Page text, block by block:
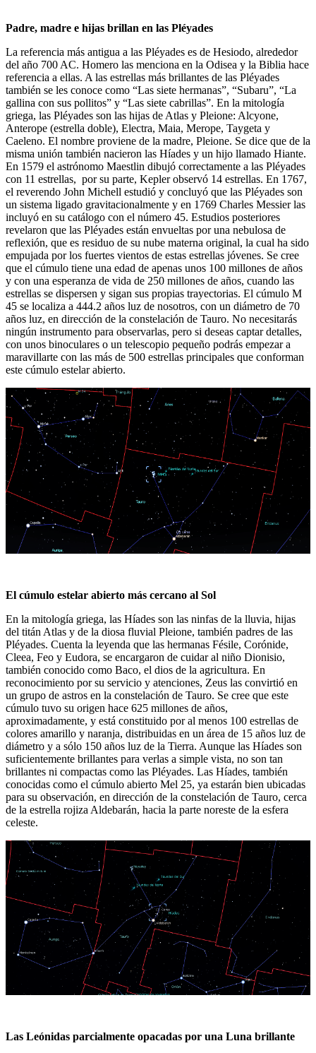
Padre, madre e hijas brillan en las Pléyades
La referencia más antigua a las Pléyades es de Hesiodo, alrededor
del año 700 AC. Homero las menciona en la Odisea y la Biblia hace
referencia a ellas. A las estrellas más brillantes de las Pléyades
también se les conoce como “Las siete hermanas”, “Subaru”, “La
gallina con sus pollitos” y “Las siete cabrillas”. En la mitología
griega, las Pléyades son las hijas de Atlas y Pleione: Alcyone,
Anterope (estrella doble), Electra, Maia, Merope, Taygeta y
Caeleno. El nombre proviene de la madre, Pleione. Se dice que de la
misma unión también nacieron las Híades y un hijo llamado Hiante.
En 1579 el astrónomo Maestlin dibujó correctamente a las Pléyades
con 11 estrellas, por su parte, Kepler observó 14 estrellas. En 1767,
el reverendo John Michell estudió y concluyó que las Pléyades son
un sistema ligado gravitacionalmente y en 1769 Charles Messier las
incluyó en su catálogo con el número 45. Estudios posteriores
revelaron que las Pléyades están envueltas por una nebulosa de
reflexión, que es residuo de su nube materna original, la cual ha sido
empujada por los fuertes vientos de estas estrellas jóvenes. Se cree
que el cúmulo tiene una edad de apenas unos 100 millones de años
y con una esperanza de vida de 250 millones de años, cuando las
estrellas se dispersen y sigan sus propias trayectorias. El cúmulo M
45 se localiza a 444.2 años luz de nosotros, con un diámetro de 70
años luz, en dirección de la constelación de Tauro. No necesitarás
ningún instrumento para observarlas, pero si deseas captar detalles,
con unos binoculares o un telescopio pequeño podrás empezar a
maravillarte con las más de 500 estrellas principales que conforman
este cúmulo estelar abierto.
El cúmulo estelar abierto más cercano al Sol
En la mitología griega, las Híades son las ninfas de la lluvia, hijas
del titán Atlas y de la diosa fluvial Pleione, también padres de las
Pléyades. Cuenta la leyenda que las hermanas Fésile, Corónide,
Cleea, Feo y Eudora, se encargaron de cuidar al niño Dionisio,
también conocido como Baco, el dios de la agricultura. En
reconocimiento por su servicio y atenciones, Zeus las convirtió en
un grupo de astros en la constelación de Tauro. Se cree que este
cúmulo tuvo su origen hace 625 millones de años,
aproximadamente, y está constituido por al menos 100 estrellas de
colores amarillo y naranja, distribuidas en un área de 15 años luz de
diámetro y a sólo 150 años luz de la Tierra. Aunque las Híades son
suficientemente brillantes para verlas a simple vista, no son tan
brillantes ni compactas como las Pléyades. Las Híades, también
conocidas como el cúmulo abierto Mel 25, ya estarán bien ubicadas
para su observación, en dirección de la constelación de Tauro, cerca
de la estrella rojiza Aldebarán, hacia la parte noreste de la esfera
celeste.
Las Leónidas parcialmente opacadas por una Luna brillante